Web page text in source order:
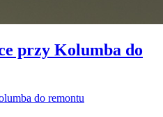
przy Kolumba do